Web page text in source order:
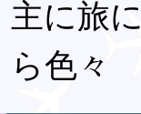
主に旅
ら色々